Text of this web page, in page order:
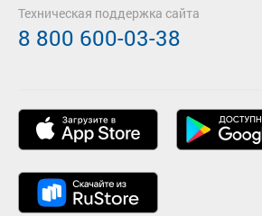
Техническая поддержка сайта
8 800 600-03-38